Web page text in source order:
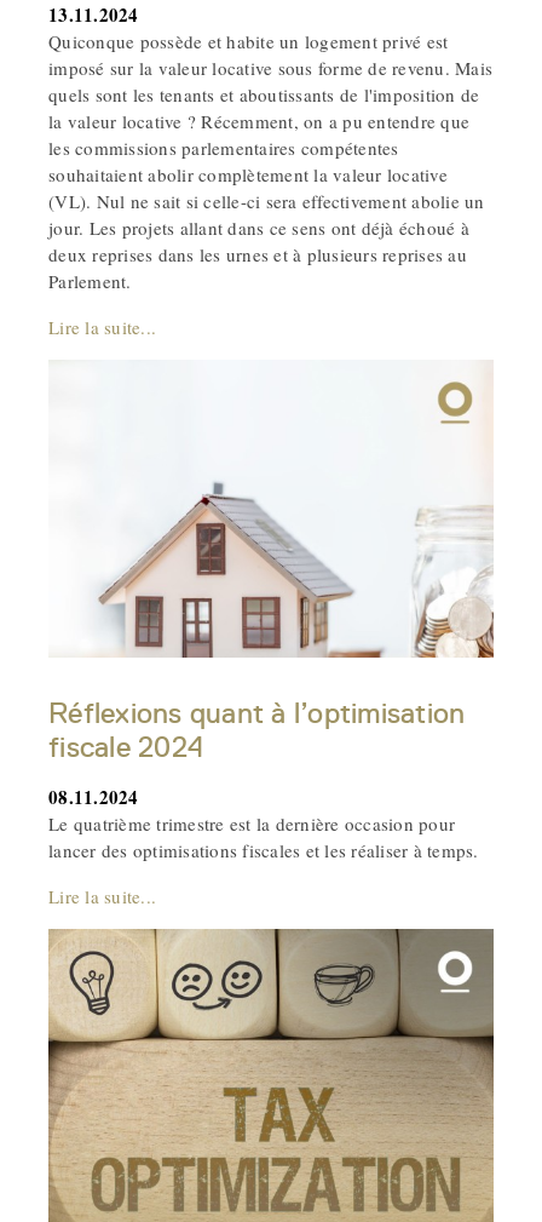
13.11.2024
Quiconque possède et habite un logement privé est
imposé sur la valeur locative sous forme de revenu. Mais
quels sont les tenants et aboutissants de l'imposition de
la valeur locative ? Récemment, on a pu entendre que
les commissions parlementaires compétentes
souhaitaient abolir complètement la valeur locative
(VL). Nul ne sait si celle-ci sera effectivement abolie un
jour. Les projets allant dans ce sens ont déjà échoué à
deux reprises dans les urnes et à plusieurs reprises au
Parlement.
Lire la suite...
Réflexions quant à l’optimisation
fiscale 2024
08.11.2024
Le quatrième trimestre est la dernière occasion pour
lancer des optimisations fiscales et les réaliser à temps.
Lire la suite...